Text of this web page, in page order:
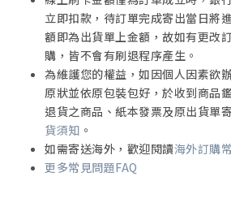
立即扣款，待訂單完成寄出當日將
額即為出貨單上金額，故如有更改
購，皆不會有刷退程序產生。
為維護您的權益，如因個人因素欲
原狀並依原包裝包好，於收到商品
退貨之商品、紙本發票及原出貨單
貨須知 。
如需寄送海外，歡迎閱讀海外訂購
更多常見問題FAQ